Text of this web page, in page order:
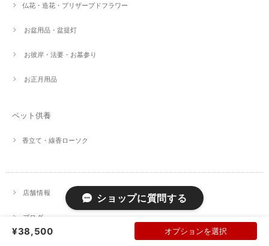
仏花・造花・プリザーブドフラワー
お盆用品・盆提灯
お彼岸・法要・お墓参り
お正月用品
ペット供養
香立て・線香ローソク
店舗情報
ブログ
¥38,500 オプションを選択
ショップに質問する